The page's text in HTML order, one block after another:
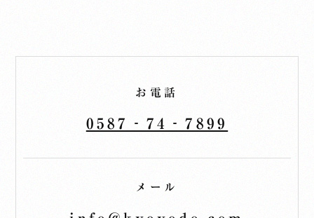
お電話
0587‐74‐7899
メール